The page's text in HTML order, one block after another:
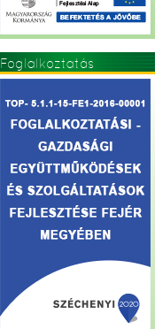
Foglalkoztatás